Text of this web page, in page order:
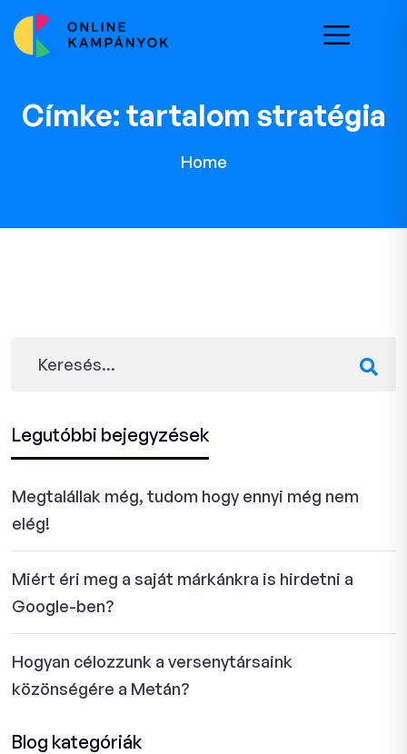
Címke: tartalom stratégia
Home
Legutóbbi bejegyzések
Megtalállak még, tudom hogy ennyi még nem
elég!
Miért éri meg a saját márkánkra is hirdetni a
Google-ben?
Hogyan célozzunk a versenytársaink
közönségére a Metán?
Blog kategóriák